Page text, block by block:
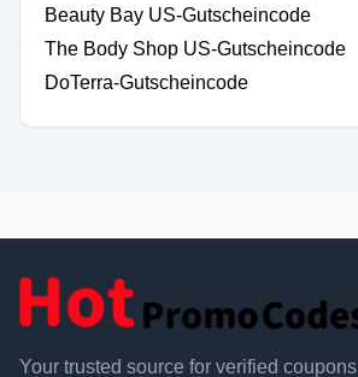
Beauty Bay US-Gutscheincode
The Body Shop US-Gutscheincode
DoTerra-Gutscheincode
Your trusted source for verified coupons